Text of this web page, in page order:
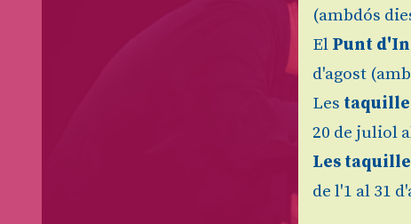
(ambdós
El Punt
d'agost
Les
20 de juliol
Les
de l'1 al 31